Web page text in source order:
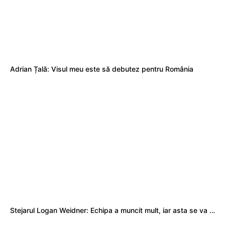
Adrian Țală: Visul meu este să debutez pentru România
Stejarul Logan Weidner: Echipa a muncit mult, iar asta se va vedea în meciurile de la Nations Cup